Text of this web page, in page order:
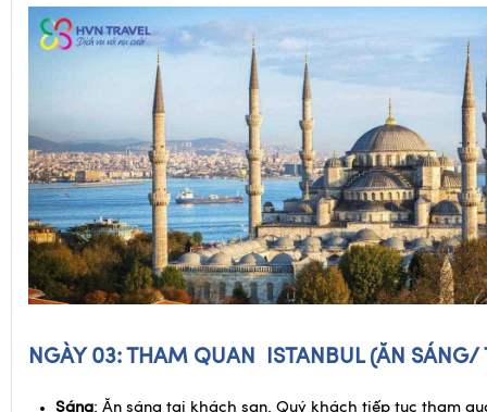
NGÀY 03: THAM QUAN ISTANBUL(ĂN SÁNG/
Sáng: Ăn sáng tại khách sạn. Quý khách tiếp tục tham